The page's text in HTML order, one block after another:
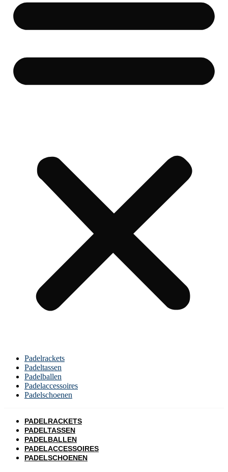
Padelrackets
Padeltassen
Padelballen
Padelaccessoires
Padelschoenen
PADELRACKETS
PADELTASSEN
PADELBALLEN
PADELACCESSOIRES
PADELSCHOENEN